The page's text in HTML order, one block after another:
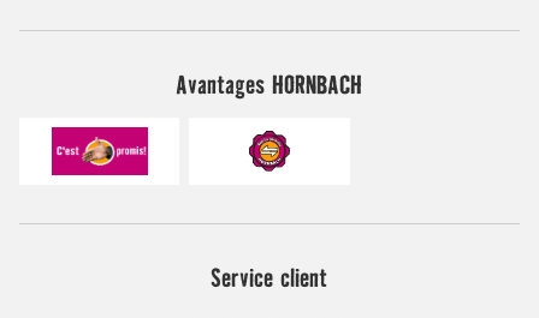
Avantages HORNBACH
Service client